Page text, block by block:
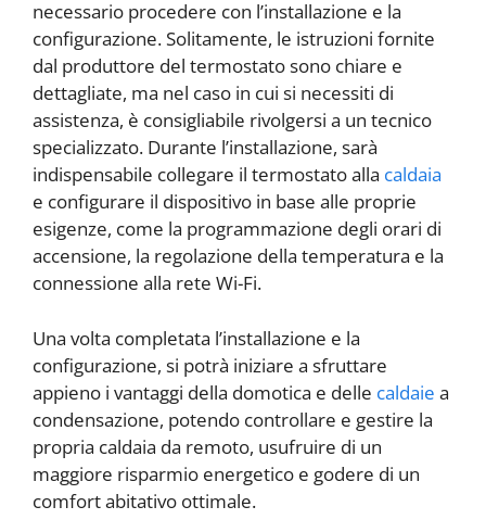
necessario procedere con l’installazione e la
configurazione. Solitamente, le istruzioni fornite
dal produttore del termostato sono chiare e
dettagliate, ma nel caso in cui si necessiti di
assistenza, è consigliabile rivolgersi a un tecnico
specializzato. Durante l’installazione, sarà
indispensabile collegare il termostato alla caldaia
e configurare il dispositivo in base alle proprie
esigenze, come la programmazione degli orari di
accensione, la regolazione della temperatura e la
connessione alla rete Wi-Fi.
Una volta completata l’installazione e la
configurazione, si potrà iniziare a sfruttare
appieno i vantaggi della domotica e delle caldaie a
condensazione, potendo controllare e gestire la
propria caldaia da remoto, usufruire di un
maggiore risparmio energetico e godere di un
comfort abitativo ottimale.